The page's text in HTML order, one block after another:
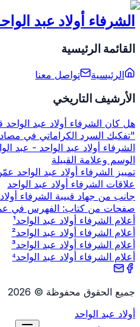
الشرفاء أولاد عبد
القائمة الرئيسية
الرئيسية تواصل معنا
الأرشيف التاريخي
هل كان الشرفاء أولاد عبد
"تفكيك السرد الكراماتي في
الشرفاء أولاد عبد الواحد - عبد
الوسم وعلامة القبيلة
تمييز الشرفاء أولاد عبد
علاقات الشرفاء أولاد عبد الواحد
جانب من جهاد قبيبة الشرفاء
صفحات من كتاب: الفهرس في
أعلام الشرفاء أولاد عبد الواحد¹
أعلام الشرفاء أولاد عبد الواحد²
أعلام الشرفاء أولاد عبد الواحد³
أعلام الشرفاء أولاد عبد الواحد⁴
جميع الحقوق محفوظة © 2026
أولاد عبد الواحد